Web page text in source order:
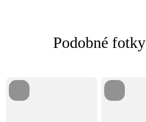
Podobné fotky